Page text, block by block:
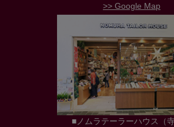
>> Google Map
■ノムラテーラーハウス（寺